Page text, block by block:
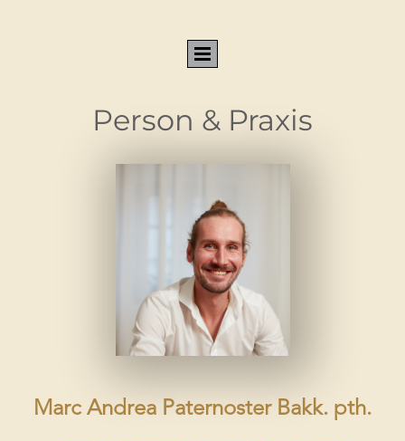
Person & Praxis
Marc Andrea Paternoster Bakk. pth.